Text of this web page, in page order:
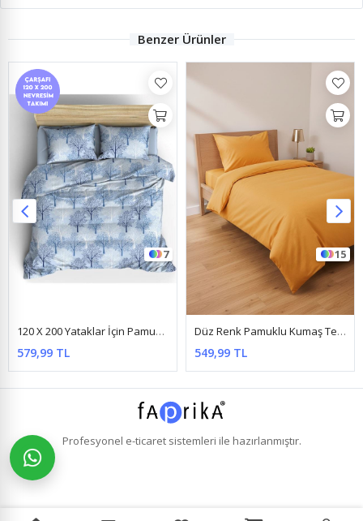
Benzer Ürünler
7
120 X 200 Yataklar İçin Pamuklu Ranforce Kumaş Nevresim Takımı Yeni Mavi Ağaç
579,99 TL
15
Düz Renk Pamuklu Kumaş Tek Kişilik Nevresim Takımı ( Lastikli Çarşaf ) Turuncu
549,99 TL
Profesyonel e-ticaretsistemleri ile hazırlanmıştır.